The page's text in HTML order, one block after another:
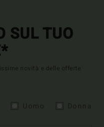
SUL TUO
novità e delle offerte